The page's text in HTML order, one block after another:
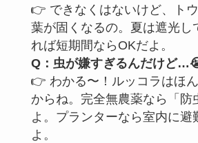
👉 できなくはないけど、ト
葉が固くなるの。夏は遮光し
れば短期間ならOKだよ。
Q：虫が嫌すぎるんだけど
👉 わかる〜！ルッコラはほ
からね。完全無農薬なら「防
よ。プランターなら室内に避
よ。